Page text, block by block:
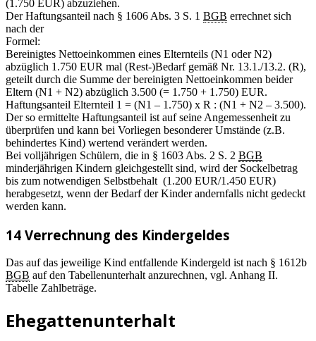
(1.750 EUR) abzuziehen.
Der Haftungsanteil nach § 1606 Abs. 3 S. 1 BGB errechnet sich
nach der
Formel:
Bereinigtes Nettoeinkommen eines Elternteils (N1 oder N2)
abzüglich 1.750 EUR mal (Rest-)Bedarf gemäß Nr. 13.1./13.2. (R),
geteilt durch die Summe der bereinigten Nettoeinkommen beider
Eltern (N1 + N2) abzüglich 3.500 (= 1.750 + 1.750) EUR.
Haftungsanteil Elternteil 1 = (N1 – 1.750) x R : (N1 + N2 – 3.500).
Der so ermittelte Haftungsanteil ist auf seine Angemessenheit zu
überprüfen und kann bei Vorliegen besonderer Umstände (z.B.
behindertes Kind) wertend verändert werden.
Bei volljährigen Schülern, die in § 1603 Abs. 2 S. 2 BGB
minderjährigen Kindern gleichgestellt sind, wird der Sockelbetrag
bis zum notwendigen Selbstbehalt (1.200 EUR/1.450 EUR)
herabgesetzt, wenn der Bedarf der Kinder andernfalls nicht gedeckt
werden kann.
14 Verrechnung des Kindergeldes
Das auf das jeweilige Kind entfallende Kindergeld ist nach § 1612b
BGB auf den Tabellenunterhalt anzurechnen, vgl. Anhang II.
Tabelle Zahlbeträge.
Ehegattenunterhalt